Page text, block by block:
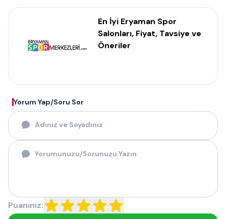
En İyi Eryaman Spor
Salonları, Fiyat, Tavsiye ve
Öneriler
Yorum Yap/Soru Sor
Puanınız: